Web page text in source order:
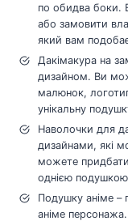
по обидва боки.
або замовити
який вам
Дакімакура на
дизайном. Ви
малюнок,
унікальну
Наволочки для
дизайнами, які
можете придбати
однією
Подушку аніме –
аніме